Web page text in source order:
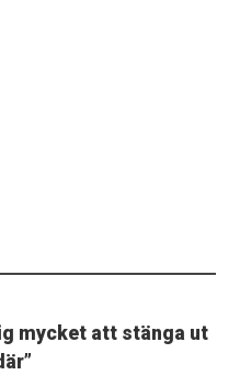
mycket att stänga ut